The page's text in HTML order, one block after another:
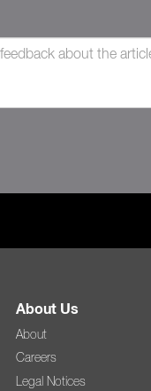
About Us
About
Careers
Legal Notices